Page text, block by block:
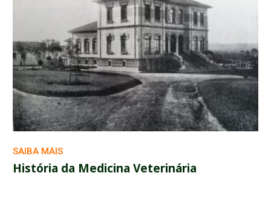
SAIBA MAIS
História da Medicina Veterinária